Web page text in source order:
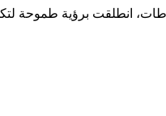
انطلقت برؤية طموحة